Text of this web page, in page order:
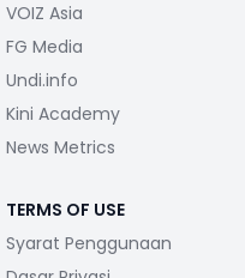
VOIZ Asia
FG Media
Undi.info
Kini Academy
News Metrics
TERMS OF USE
Syarat Penggunaan